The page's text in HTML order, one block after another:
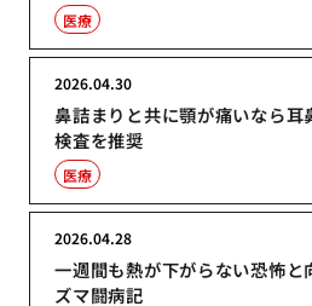
医療
鼻詰まりと共に顎が痛いなら耳
検査を推奨
2026.04.30
医療
一週間も熱が下がらない恐怖と
ズマ闘病記
2026.04.28